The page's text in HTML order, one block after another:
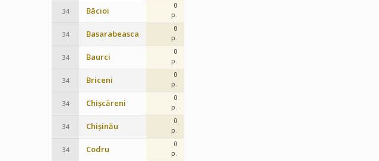
34 Băcioi
0
p.
34 Basarabeasca
0
p.
34 Baurci
0
p.
34 Briceni
0
p.
34 Chișcăreni
0
p.
34 Chișinău
0
p.
34 Codru
0
p.